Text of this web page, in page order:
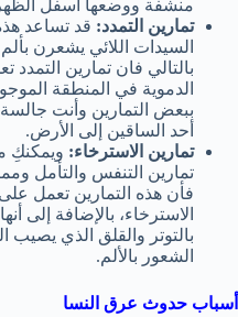
منشفة ووضعها أسفل الظهر لمدة 15 دقيقة
تمارين التمدد: قد تساعد
السيدات اللائي يشعرن
بالتالي فان تمارين التمدد
الدموية في المنطقة
ببعض التمارين وأنت
أحد الساقين إلى الأرض.
تمارين الاسترخاء: ويمكنكِ
تمارين التنفس والتأمل
فأن هذه التمارين تعمل
الاسترخاء، بالإضافة إلى
بالتوتر والقلق الذي يصيب
الشعور بالألم.
أسباب حدوث عرق النسا